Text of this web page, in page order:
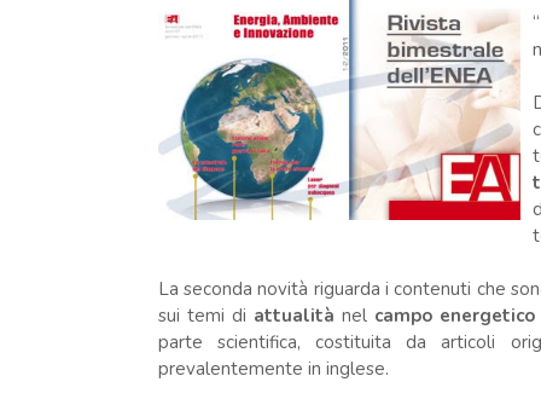
“
La seconda novità riguarda i contenuti che
sui temi di attualità nel campo
parte scientifica, costituita da articoli
prevalentemente in inglese.